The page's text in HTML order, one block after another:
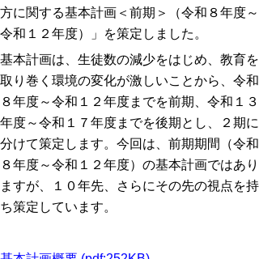
方に関する基本計画＜前期＞（令和８年度～
令和１２年度）」を策定しました。
基本計画は、生徒数の減少をはじめ、教育を
取り巻く環境の変化が激しいことから、令和
８年度～令和１２年度までを前期、令和１３
年度～令和１７年度までを後期とし、２期に
分けて策定します。今回は、前期期間（令和
８年度～令和１２年度）の基本計画ではあり
ますが、１０年先、さらにその先の視点を持
ち策定しています。